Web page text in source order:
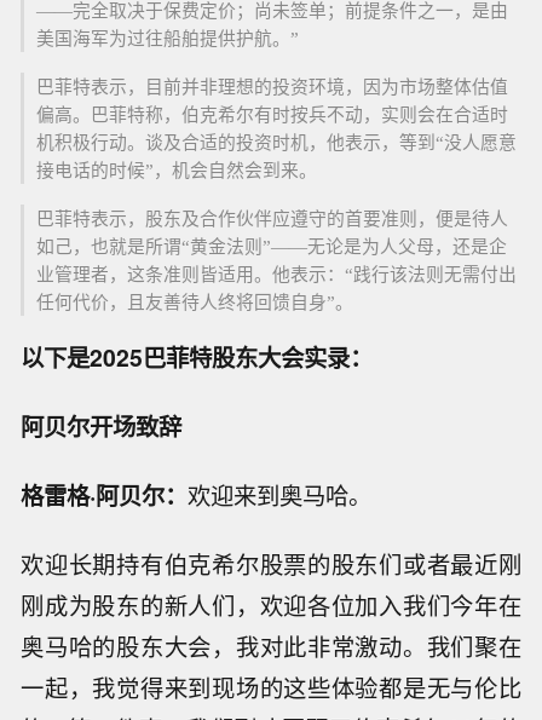
——完全取决于保费定价；尚未签单；前提条件之一，是由
美国海军为过往船舶提供护航。”
巴菲特表示，目前并非理想的投资环境，因为市场整体估值
偏高。巴菲特称，伯克希尔有时按兵不动，实则会在合适时
机积极行动。谈及合适的投资时机，他表示，等到“没人愿意
接电话的时候”，机会自然会到来。
巴菲特表示，股东及合作伙伴应遵守的首要准则，便是待人
如己，也就是所谓“黄金法则”——无论是为人父母，还是企
业管理者，这条准则皆适用。他表示：“践行该法则无需付出
任何代价，且友善待人终将回馈自身”。
以下是2025巴菲特股东大会实录：
阿贝尔开场致辞
格雷格·阿贝尔：欢迎来到奥马哈。
欢迎长期持有伯克希尔股票的股东们或者最近刚
刚成为股东的新人们，欢迎各位加入我们今年在
奥马哈的股东大会，我对此非常激动。我们聚在
一起，我觉得来到现场的这些体验都是无与伦比